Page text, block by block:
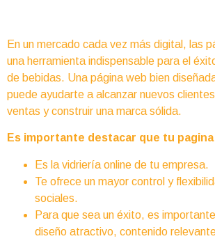
En un mercado cada vez más digital, las
una herramienta indispensable para el
de bebidas. Una página web bien
puede ayudarte a alcanzar nuevos
ventas y construir una marca sólida.
Es importante destacar que tu
Es la vidriería online de tu empresa.
Te ofrece un mayor control y
sociales.
Para que sea un éxito, es
diseño atractivo, contenido